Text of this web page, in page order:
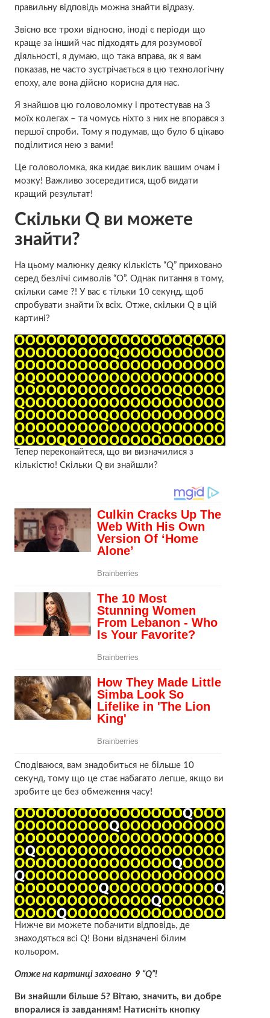
правильну відповідь можна знайти відразу.
Звісно все трохи відносно, іноді є періоди що
краще за інший час підходять для розумової
діяльності, я думаю, що така вправа, як я вам
показав, не часто зустрічається в цю технологічну
епоху, але вона дійсно корисна для нас.
Я знайшов цю головоломку і протестував на 3
моїх колегах – та чомусь ніхто з них не впорався з
першої спроби. Тому я подумав, що було б цікаво
поділитися нею з вами!
Це головоломка, яка кидає виклик вашим очам і
мозку! Важливо зосередитися, щоб видати
кращий результат!
Скільки Q ви можете
знайти?
На цьому малюнку деяку кількість “Q” приховано
серед безлічі символів “O”. Однак питання в тому,
скільки саме ?! У вас є тільки 10 секунд, щоб
спробувати знайти їх всіх. Отже, скільки Q в цій
картині?
Тепер переконайтеся, що ви визначилися з
кількістю! Скільки Q ви знайшли?
Сподіваюся, вам знадобиться не більше 10
секунд, тому що це стає набагато легше, якщо ви
зробите це без обмеження часу!
Нижче ви можете побачити відповідь, де
знаходяться всі Q! Вони відзначені білим
кольором.
Отже на картинці заховано 9 “Q”!
Ви знайшли більше 5? Вітаю, значить, ви добре
впоралися із завданням! Натисніть кнопку